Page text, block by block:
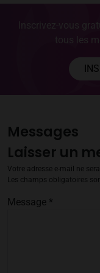
Inscrivez-vous
tous les
Messages
Laisser un
Votre adresse e-mail ne
Les champs obligatoires
Message *